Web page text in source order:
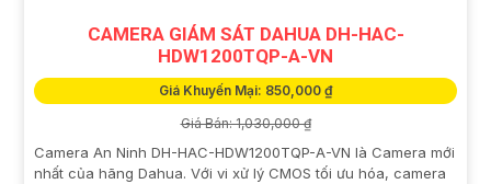
CAMERA GIÁM SÁT DAHUA DH-HAC-
HDW1200TQP-A-VN
Giá Khuyến Mại: 850,000 ₫
Giá Bán: 1,030,000 ₫
Camera An Ninh DH-HAC-HDW1200TQP-A-VN là Camera mới
nhất của hãng Dahua. Với vi xử lý CMOS tối ưu hóa, camera